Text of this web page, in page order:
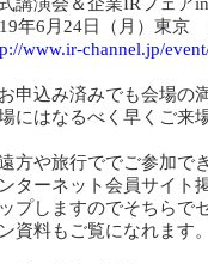
年6月24日（月）東
www.ir-channel.jp/
申込み済みでも会場の
にはなるべく早くご来
方や旅行ででご参加で
ターネット会員サイト
プしますのでそちらで
資料もご覧になれます。